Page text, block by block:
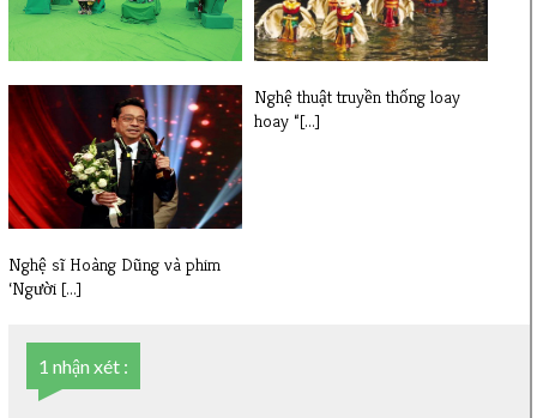
Táo quân 2016: Trang phục của
Bắc Đ[...]
Nghệ thuật truyền thống loay
hoay “[...]
Nghệ sĩ Hoàng Dũng và phim
‘Người [...]
1 nhận xét :